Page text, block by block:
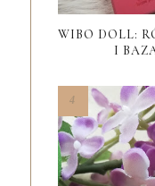
WIBO DOLL:
I